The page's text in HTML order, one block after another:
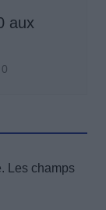
aux
0
Les champs